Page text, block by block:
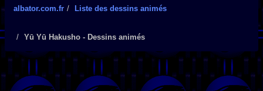
albator.com.fr Liste des dessins animés
Yū Yū Hakusho - Dessins animés